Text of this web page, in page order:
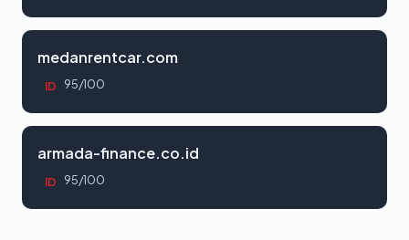
medanrentcar.com
ID 95/100
armada-finance.co.id
ID 95/100